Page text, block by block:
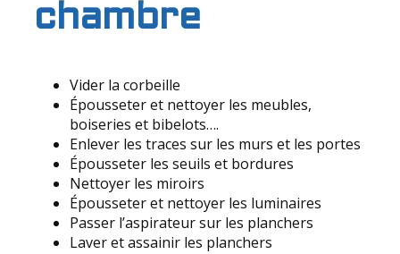
chambre
Vider la corbeille
Épousseter et nettoyer les meubles,
boiseries et bibelots….
Enlever les traces sur les murs et les portes
Épousseter les seuils et bordures
Nettoyer les miroirs
Épousseter et nettoyer les luminaires
Passer l’aspirateur sur les planchers
Laver et assainir les planchers